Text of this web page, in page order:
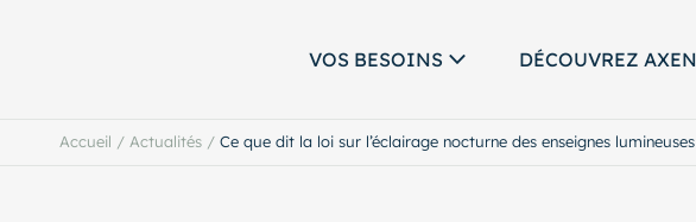
VOS BESOINS DÉCOUVREZ
Accueil / Actualités / Ce que dit la loi sur l’éclairage nocturne des enseignes lumineuses